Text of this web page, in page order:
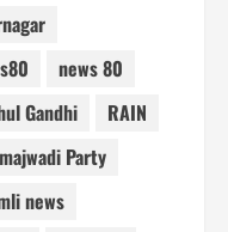
news 80
Gandhi
RAIN
Party
news